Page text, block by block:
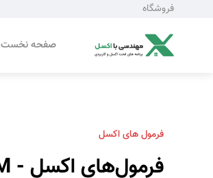
فروشگاه
صفحه نخست
فرمول های اکسل
فرمول‌های اکسل - SUM - جمع کل ستون